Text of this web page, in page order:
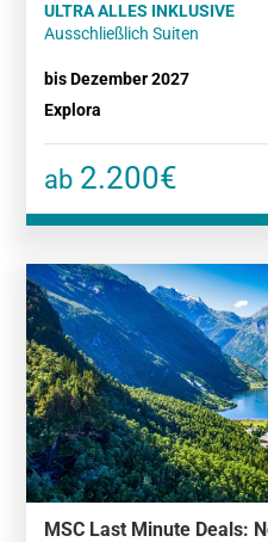
ULTRA ALLES INKLUSIVE
Ausschließlich Suiten
bis Dezember 2027
Explora
ab 2.200€
MSC Last Minute Deals: